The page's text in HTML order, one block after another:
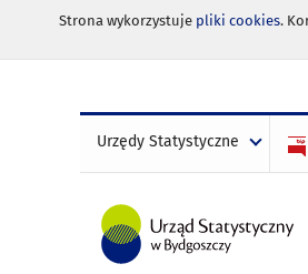
Strona wykorzystuje pliki cookies.
Urzędy Statystyczne